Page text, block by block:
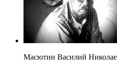
Масютин Василий